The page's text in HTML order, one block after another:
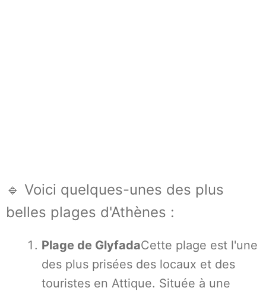
🔹 Voici quelques-unes des plus
belles plages d'Athènes :
Plage de GlyfadaCette plage est l'une
des plus prisées des locaux et des
touristes en Attique. Située à une